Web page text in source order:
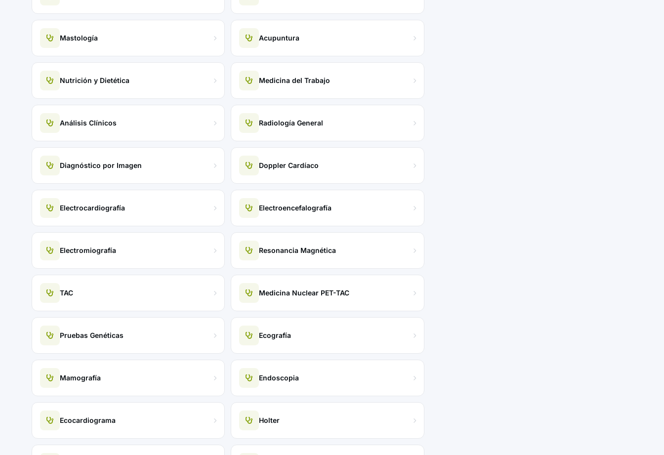
Mastología Acupuntura
Nutrición y Dietética Medicina del Trabajo
Análisis Clínicos Radiología General
Diagnóstico por Imagen Doppler Cardíaco
Electrocardiografía Electroencefalografía
Electromiografía Resonancia Magnética
TAC Medicina Nuclear PET-TAC
Pruebas Genéticas Ecografía
Mamografía Endoscopia
Ecocardiograma Holter